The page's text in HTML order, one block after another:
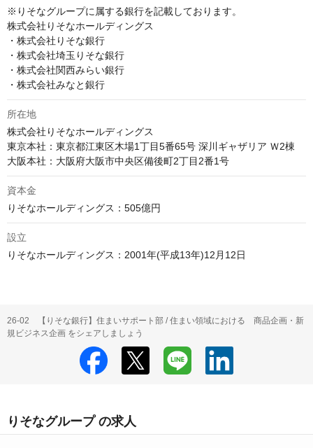
※りそなグループに属する銀行を記載しております。
株式会社りそなホールディングス
・株式会社りそな銀行
・株式会社埼玉りそな銀行
・株式会社関西みらい銀行
・株式会社みなと銀行
所在地
株式会社りそなホールディングス
東京本社：東京都江東区木場1丁目5番65号 深川ギャザリア Ｗ2棟
資本金
設立
りそなホールディングス：2001年(平成13年)12月12日
26‐02 【りそな銀行】住まいサポート部 / 住まい領域における 商品企画・新
規ビジネス企画 をシェアしましょう
りそなグループ の求人